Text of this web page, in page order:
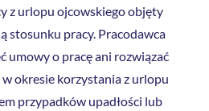
z urlopu ojcowskiego objęty
stosunku pracy. Pracodawca
umowy o pracę ani rozwiązać
okresie korzystania z urlopu
przypadków upadłości lub